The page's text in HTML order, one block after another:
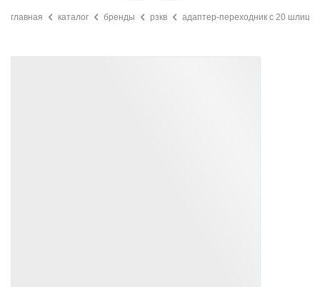
главная каталог бренды рзкв адаптер-переходник с 20